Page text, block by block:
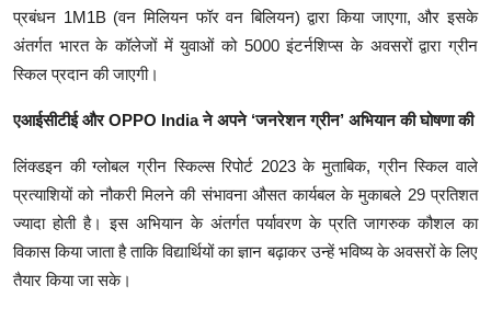
प्रबंधन 1M1B (वन मिलियन फॉर वन बिलियन) द्वारा किया जाएगा, और इसके
अंतर्गत भारत के कॉलेजों में युवाओं को 5000 इंटर्नशिप्स के अवसरों द्वारा ग्रीन
स्किल प्रदान की जाएगी।
एआईसीटीई और OPPO India ने अपने ‘जनरेशन ग्रीन’ अभियान की घोषणा की
लिंक्डइन की ग्लोबल ग्रीन स्किल्स रिपोर्ट 2023 के मुताबिक, ग्रीन स्किल वाले
प्रत्याशियों को नौकरी मिलने की संभावना औसत कार्यबल के मुकाबले 29 प्रतिशत
ज्यादा होती है। इस अभियान के अंतर्गत पर्यावरण के प्रति जागरुक कौशल का
विकास किया जाता है ताकि विद्यार्थियों का ज्ञान बढ़ाकर उन्हें भविष्य के अवसरों के लिए
तैयार किया जा सके।